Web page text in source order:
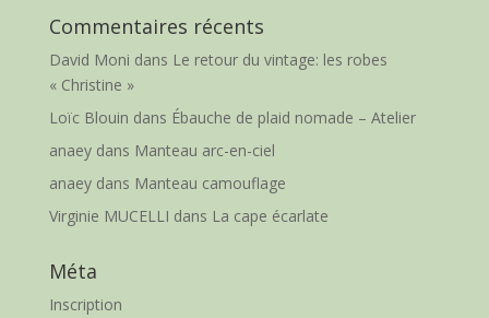
Commentaires récents
David Moni dans Le retour du vintage: les robes
« Christine »
Loïc Blouin dans Ébauche de plaid nomade – Atelier
anaeydans Manteau arc-en-ciel
anaeydans Manteau camouflage
Virginie MUCELLI dans La cape écarlate
Méta
Inscription